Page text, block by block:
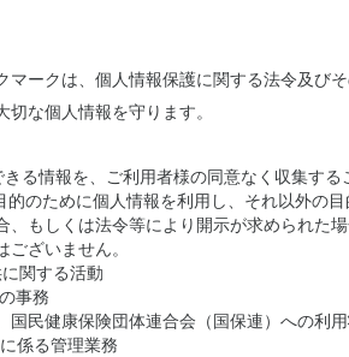
マークは、個人情報保護に関する法令及び
切な個人情報を守ります。
きる情報を、ご利用者様の同意なく収集する
的のために個人情報を利用し、それ以外の
、もしくは法令等により開示が求められた
ございません。
関する活動
事務
国民健康保険団体連合会（国保連）への利
係る管理業務